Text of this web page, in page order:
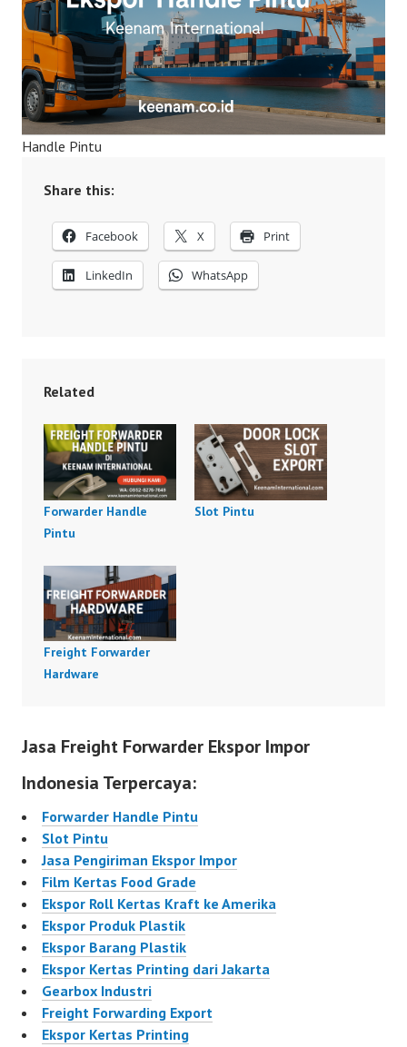
Handle Pintu
Share this:
Facebook X Print
LinkedIn WhatsApp
Related
Forwarder Handle
Pintu
Slot Pintu
Freight Forwarder
Hardware
Jasa Freight Forwarder Ekspor Impor
Indonesia Terpercaya:
Forwarder Handle Pintu
Slot Pintu
Jasa Pengiriman Ekspor Impor
Film Kertas Food Grade
Ekspor Roll Kertas Kraft ke Amerika
Ekspor Produk Plastik
Ekspor Barang Plastik
Ekspor Kertas Printing dari Jakarta
Gearbox Industri
Freight Forwarding Export
Ekspor Kertas Printing